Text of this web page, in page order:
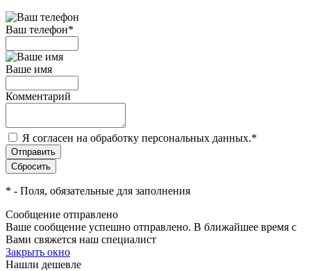
Ваш телефон*
Ваше имя
Комментарий
Я согласен на обработку персональных данных.*
* - Поля, обязательные для заполнения
Сообщение отправлено
Ваше сообщение успешно отправлено. В ближайшее время с
Вами свяжется наш специалист
Закрыть окно
Нашли дешевле